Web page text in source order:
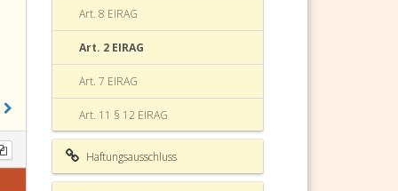
Art. 8 EIRAG
Art. 2 EIRAG
Art. 7 EIRAG
Art. 11 § 12 EIRAG
Art. 16 EIRAG
Art. 17 § 6 EIRAG
Haftungsausschluss